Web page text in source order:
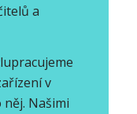
a
v
Našimi